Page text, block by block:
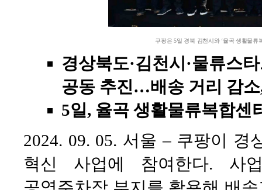
쿠팡은 5일 경북 김천시와 ‘율곡 생활물
경상북도·김천시·물류스
공동 추진…배송 거리 감
5일, 율곡 생활물류복합센
2024. 09. 05. 서울 – 쿠팡이
혁신 사업에 참여한다. 사